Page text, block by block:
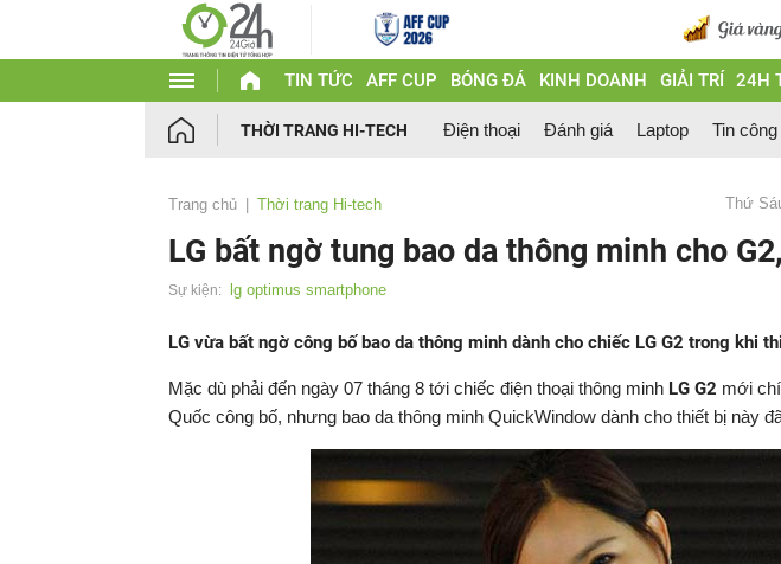
TIN TỨC AFF CUP BÓNG ĐÁ KINH DOANH GIẢI TRÍ 24H
THỜI TRANG HI-TECH Điện thoại Đánh giá Laptop Tin
Trang chủ Thời trang Hi-tech Thứ
LG bất ngờ tung bao da thông minh cho
Sự kiện: lg optimus smartphone
LG vừa bất ngờ công bố bao da thông minh dành cho chiếc LG G2 trong khi
Mặc dù phải đến ngày 07 tháng 8 tới chiếc điện thoại thông minh LG G2 mới
Quốc công bố, nhưng bao da thông minh QuickWindow dành cho thiết bị này